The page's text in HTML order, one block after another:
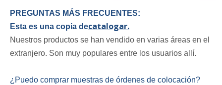
PREGUNTAS MÁS FRECUENTES:
Esta es una copia decatalogar.
Nuestros productos se han vendido en varias áreas en el
extranjero. Son muy populares entre los usuarios allí.
¿Puedo comprar muestras de órdenes de colocación?